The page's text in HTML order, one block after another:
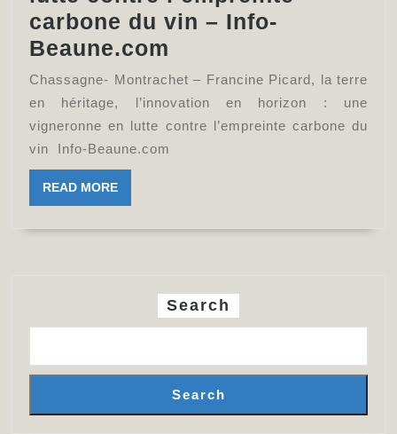
«Bourgogne
neutralité
2035
–
Infos
Dijon
carbone du vin – Info-
Beaune.com
Montrachet
–
Francine
en
en
:
une
vigneronne
Chassagne- Montrachet – Francine Picard, la terre
en héritage, l’innovation en horizon : une
vigneronne en lutte contre l’empreinte carbone du
vin Info-Beaune.com
READ MOREREAD
MORE
Search
Search